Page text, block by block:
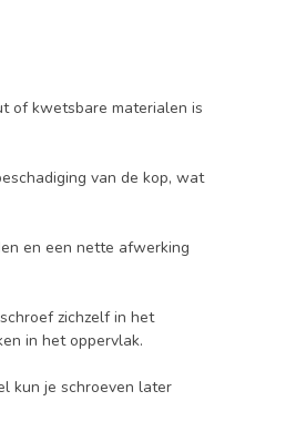
of kwetsbare materialen is
van de kop, wat
en een nette afwerking
zichzelf in het
in het oppervlak.
kun je schroeven later